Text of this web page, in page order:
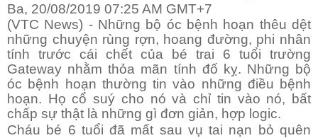
Ba, 20/08/2019 07:25 AM GMT+7
(VTC News) - Những bộ óc bệnh hoạn thêu dệt
những chuyện rùng rợn, hoang đường, phi nhân
tính trước cái chết của bé trai 6 tuổi trường
Gateway nhằm thỏa mãn tính đố kỵ. Những bộ
óc bệnh hoạn thường tin vào những điều bệnh
hoạn. Họ cổ suý cho nó và chỉ tin vào nó, bất
chấp sự thật là những gì đơn giản, hợp logic.
Cháu bé 6 tuổi đã mất sau vụ tai nạn bỏ quên